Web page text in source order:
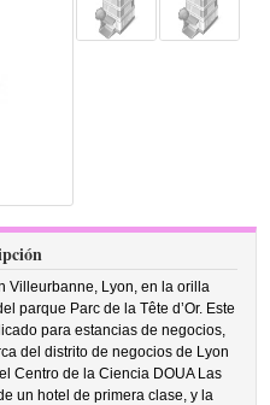
Villeurbanne, Lyon, en la orilla
parque Parc de la Tête d’Or. Este
para estancias de negocios,
del distrito de negocios de Lyon
Centro de la Ciencia DOUA Las
un hotel de primera clase, y la